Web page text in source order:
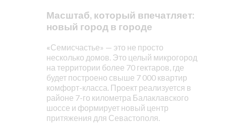
Масштаб, который впечатляет:
новый город в городе
«Семисчастье» — это не просто
несколько домов. Это целый микрогород
на территории более 70 гектаров, где
будет построено свыше 7 000 квартир
комфорт-класса. Проект реализуется в
районе 7-го километра Балаклавского
шоссе и формирует новый центр
притяжения для Севастополя.